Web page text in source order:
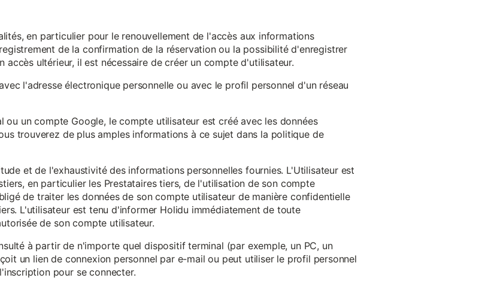
en particulier pour le renouvellement de l'accès aux informations
de la confirmation de la réservation ou la possibilité d'enregistrer
accès ultérieur, il est nécessaire de créer un compte d'utilisateur.
l'adresse électronique personnelle ou avec le profil personnel d'un réseau
ou un compte Google, le compte utilisateur est créé avec les données
trouverez de plus amples informations à ce sujet dans la politique de
et de l'exhaustivité des informations personnelles fournies. L'Utilisateur est
en particulier les Prestataires tiers, de l'utilisation de son compte
de traiter les données de son compte utilisateur de manière confidentielle
L'utilisateur est tenu d'informer Holidu immédiatement de toute
de son compte utilisateur.
à partir de n'importe quel dispositif terminal (par exemple, un PC, un
un lien de connexion personnel par e-mail ou peut utiliser le profil personnel
pour se connecter.